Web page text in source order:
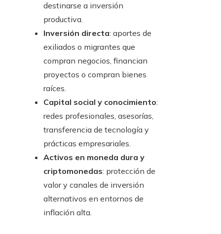
destinarse a inversión
productiva.
Inversión directa: aportes de
exiliados o migrantes que
compran negocios, financian
proyectos o compran bienes
raíces.
Capital social y conocimiento:
redes profesionales, asesorías,
transferencia de tecnología y
prácticas empresariales.
Activos en moneda dura y
criptomonedas: protección de
valor y canales de inversión
alternativos en entornos de
inflación alta.